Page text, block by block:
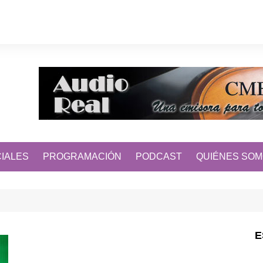
PROGRAMACIÓN PODCAST QUIÉNES